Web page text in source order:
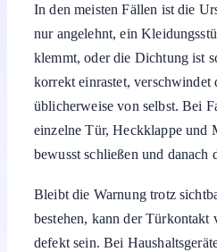
In den meisten Fällen ist die
nur angelehnt, ein
klemmt, oder die Dichtung ist
korrekt einrastet, verschwindet
üblicherweise von selbst. Bei
einzelne Tür, Heckklappe und
bewusst schließen und danach
Bleibt die Warnung trotz
bestehen, kann der Türkontakt
defekt sein. Bei